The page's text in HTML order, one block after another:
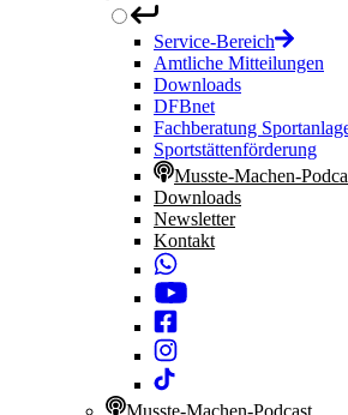
Service-Bereich
Amtliche Mitteilungen
Downloads
DFBnet
Fachberatung
Sportstättenförderung
Musste-Machen-
Downloads
Newsletter
Kontakt
Musste-Machen-Podcast